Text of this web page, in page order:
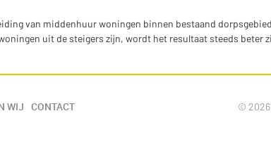
van middenhuur woningen binnen bestaand
uit de steigers zijn, wordt het resultaat steeds beter
WIJ CONTACT © 2026